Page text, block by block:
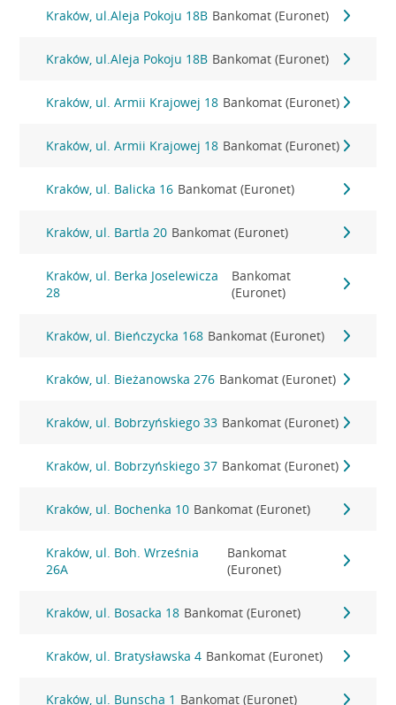
Kraków, ul.Aleja Pokoju 18B Bankomat (Euronet)
Kraków, ul.Aleja Pokoju 18B Bankomat (Euronet)
Kraków, ul. Armii Krajowej 18 Bankomat (Euronet)
Kraków, ul. Armii Krajowej 18 Bankomat (Euronet)
Kraków, ul. Balicka 16 Bankomat (Euronet)
Kraków, ul. Bartla 20 Bankomat (Euronet)
Kraków, ul. Berka Joselewicza
28
Bankomat
(Euronet)
Kraków, ul. Bieńczycka 168 Bankomat (Euronet)
Kraków, ul. Bieżanowska 276 Bankomat (Euronet)
Kraków, ul. Bobrzyńskiego 33 Bankomat (Euronet)
Kraków, ul. Bobrzyńskiego 37 Bankomat (Euronet)
Kraków, ul. Bochenka 10 Bankomat (Euronet)
Kraków, ul. Boh. Września
26A
Bankomat
(Euronet)
Kraków, ul. Bosacka 18 Bankomat (Euronet)
Kraków, ul. Bratysławska 4 Bankomat (Euronet)
Kraków, ul. Bunscha 1 Bankomat (Euronet)